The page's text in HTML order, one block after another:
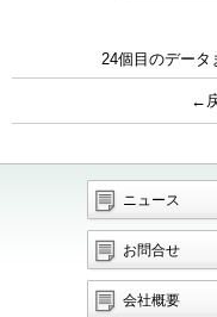
24個目のデータ
←
ニュース
お問合せ
会社概要